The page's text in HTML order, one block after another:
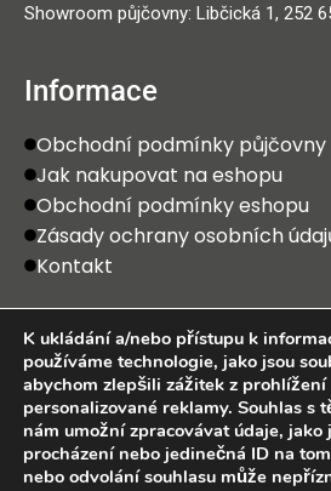
Showroom půjčovny: Libčická 1, 252
Informace
Obchodní podmínky půjčovny
Jak nakupovat na eshopu
Obchodní podmínky eshopu
Zásady ochrany osobních
Kontakt
Odkazy
E-shop Eterle
Půjčovna Eterle
Historie značek
Vykupujeme
K ukládání a/nebo přístupu k
používáme technologie, jako jsou
abychom zlepšili zážitek z prohlížení
personalizované reklamy. Souhlas s
nám umožní zpracovávat údaje, jako
procházení nebo jedinečná ID na
nebo odvolání souhlasu může